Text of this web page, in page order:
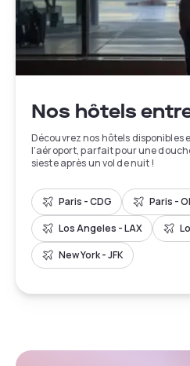
Nos hôtels
Découvrez nos hôtels disponibles
l'aéroport, parfait pour une
sieste après un vol de nuit !
Paris - CDG
Paris -
Los Angeles - LAX
New York - JFK